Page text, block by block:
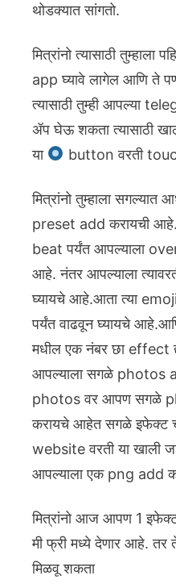
थोडक्यात सांगतो.
मित्रांनो त्यासाठी
app घ्यावे लागेल आणि
त्यासाठी तुम्ही आपल्या
ॲप घेऊ शकता त्यासाठी
या
button वरती
मित्रांनो तुम्हाला
preset add करायची
beat पर्यंत आपल्याला
आहे. नंतर आपल्याला
घ्यायचे आहे.आता त्या
पर्यंत वाढवून घ्यायचे
मधील एक नंबर छा effect
आपल्याला सगळे photos
photos वर आपण सगळे
करायचे आहेत सगळे इफेक्ट
website वरती या खाली
आपल्याला एक png add
मित्रांनो आज आपण 1
मी फ्री मध्ये देणार आहे. तर
मिळवू शकता